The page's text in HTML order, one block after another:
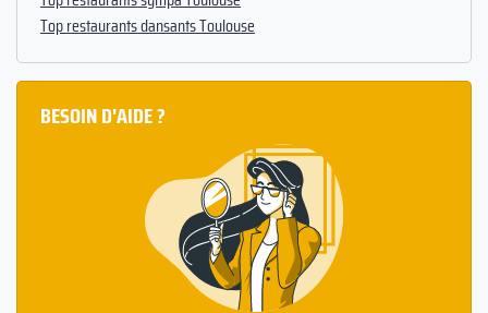
Top restaurants dansants Toulouse
BESOIN D'AIDE ?